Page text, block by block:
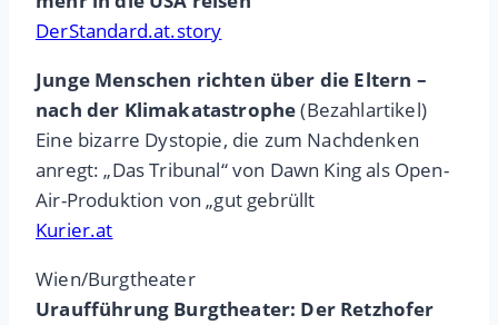
DerStandard.at.story
Junge Menschen richten über die Eltern –
nach der Klimakatastrophe(Bezahlartikel)
Eine bizarre Dystopie, die zum Nachdenken
anregt: „Das Tribunal“ von Dawn King als Open-
Air-Produktion von „gut gebrüllt
Kurier.at
Wien/Burgtheater
Uraufführung Burgtheater: Der Retzhofer